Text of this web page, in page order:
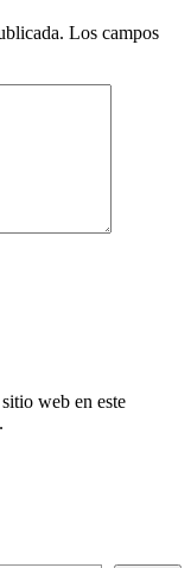
Los campos
web en este